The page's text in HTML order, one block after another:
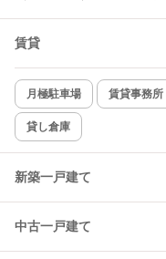
賃貸
月極駐車場 賃貸事務所
貸し倉庫
新築一戸建て
中古一戸建て